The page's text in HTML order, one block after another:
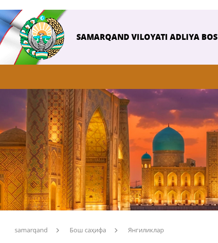
SAMARQAND VILOYATI ADLIYA
samarqand Бош саҳифа Янгиликлар